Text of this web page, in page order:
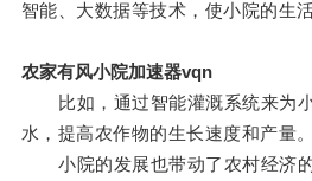
智能、大数据等技术，使小院的生
农家有风小院加速器vqn
比如，通过智能灌溉系统来为
水，提高农作物的生长速度和产量。
小院的发展也带动了农村经济的